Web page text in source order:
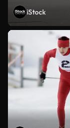
iStock